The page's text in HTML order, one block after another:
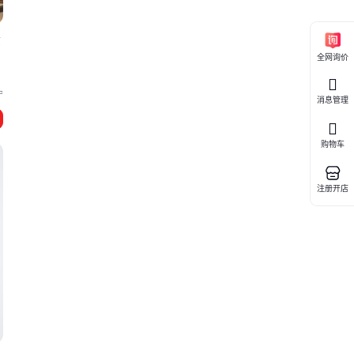
全网询价
消息管理
购物车
注册开店